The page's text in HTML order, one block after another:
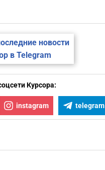
новости
в Telegram
Курсора:
instagram telegram